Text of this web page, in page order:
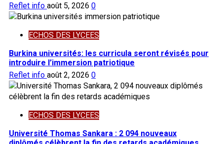
Reflet info août 5, 2026 0
ECHOS DES LYCEES
Burkina universités: les curricula seront révisés pour
introduire l’immersion patriotique
Reflet info août 2, 2026 0
ECHOS DES LYCEES
Université Thomas Sankara : 2 094 nouveaux